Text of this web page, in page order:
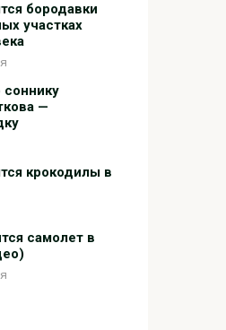
бородавки
участках
соннику
—
крокодилы в
самолет в